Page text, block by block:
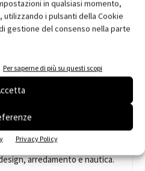
in qualsiasi momento,
i pulsanti della Cookie
gestione del consenso nella parte
Per saperne di più su questi scopi
Privacy Policy
arredamento e nautica.